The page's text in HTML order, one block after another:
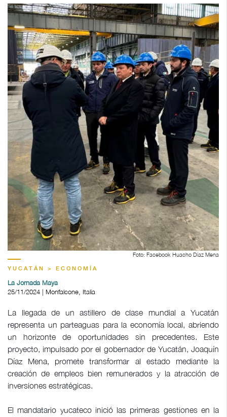
Foto: Facebook Huacho Díaz Mena
YUCATÁN > ECONOMÍA
La Jornada Maya
25/11/2024 | Monfalcone, Italia
La llegada de un astillero de clase mundial a Yucatán
representa un parteaguas para la economía local, abriendo
un horizonte de oportunidades sin precedentes. Este
proyecto, impulsado por el gobernador de Yucatán, Joaquín
Díaz Mena, promete transformar al estado mediante la
creación de empleos bien remunerados y la atracción de
inversiones estratégicas.
El mandatario yucateco inició las primeras gestiones en la